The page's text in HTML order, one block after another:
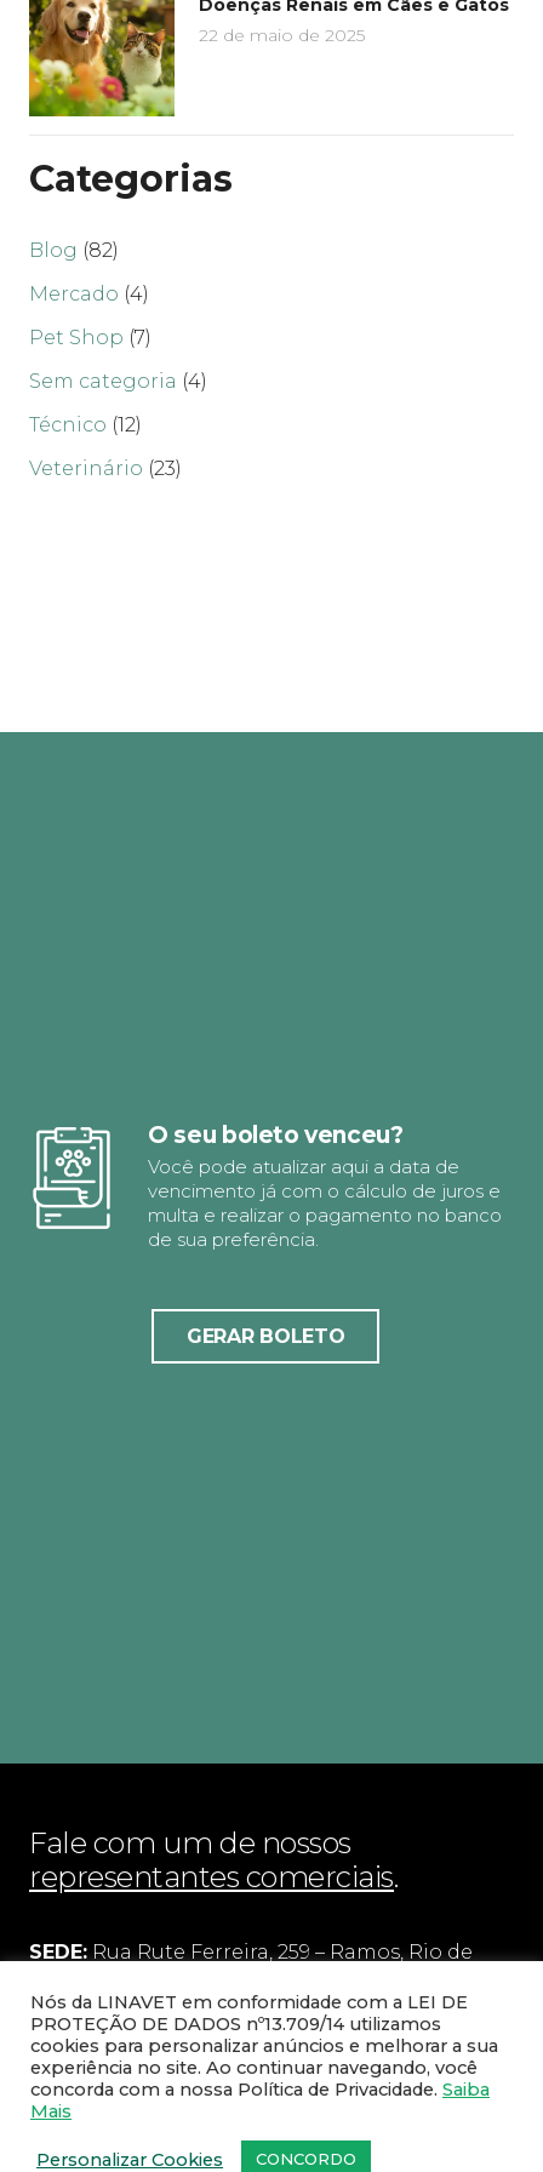
Doenças Renais em Cães e Gatos
22 de maio de 2025
Categorias
Blog (82)
Mercado (4)
Pet Shop (7)
Sem categoria (4)
Técnico (12)
Veterinário (23)
O seu boleto venceu?
Você pode atualizar aqui a data de
vencimento já com o cálculo de juros e
multa e realizar o pagamento no banco
de sua preferência.
GERAR BOLETO
Fale com um de nossos
representantes comerciais.
SEDE: Rua Rute Ferreira, 259 – Ramos, Rio de
FILIAL:Rua Pedro Victorino Alves, 75 – quadra 5
– lote 95
Bairro Pedro Branco, Bom Jesus do Norte/ES –
CEP: 29460-000
Nós da LINAVET em conformidade com a LEI DE
PROTEÇÃO DE DADOS nº13.709/14 utilizamos
cookies para personalizar anúncios e melhorar a sua
experiência no site. Ao continuar navegando, você
concorda com a nossa Política de Privacidade. Saiba
Mais
Personalizar Cookies CONCORDO